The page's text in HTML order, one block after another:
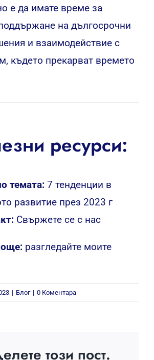
е да имате време за
на дългосрочни
и взаимодействие с
където прекарват времето
ресурси:
темата: 7 тенденции в
развитие през 2023 г
Свържете се с нас
още: разгледайте моите
| Блог | 0 Коментара
този пост.